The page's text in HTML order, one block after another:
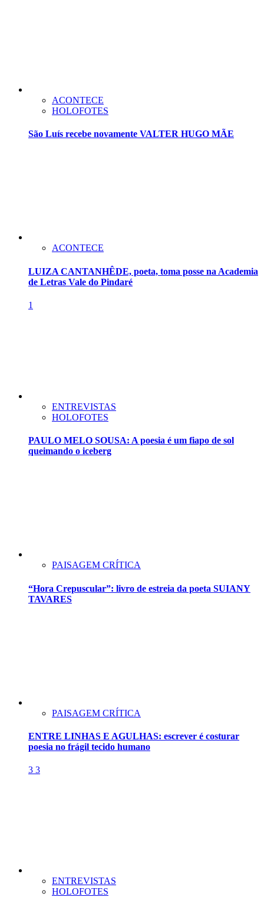
ACONTECE
HOLOFOTES
São Luís recebe novamente VALTER HUGO MÃE
ACONTECE
LUIZA CANTANHÊDE, poeta, toma posse na Academia
de Letras Vale do Pindaré
1
ENTREVISTAS
HOLOFOTES
PAULO MELO SOUSA: A poesia é um fiapo de sol
queimando o iceberg
PAISAGEM CRÍTICA
“Hora Crepuscular”: livro de estreia da poeta SUIANY
TAVARES
PAISAGEM CRÍTICA
ENTRE LINHAS E AGULHAS: escrever é costurar
poesia no frágil tecido humano
3 3
ENTREVISTAS
HOLOFOTES